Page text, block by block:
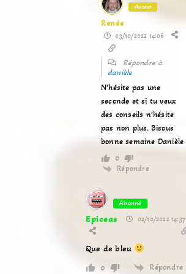
Auteur
Renée
03/10/2022 14:06
Répondre à
danièle
N’hésite pas une
seconde et si tu veux
des conseils n’hésite
pas non plus. Bisous
bonne semaine Danièle
0
Répondre
Abonné
Epiceas 02/10/2022 14:37
Que de bleu
0 Répondre